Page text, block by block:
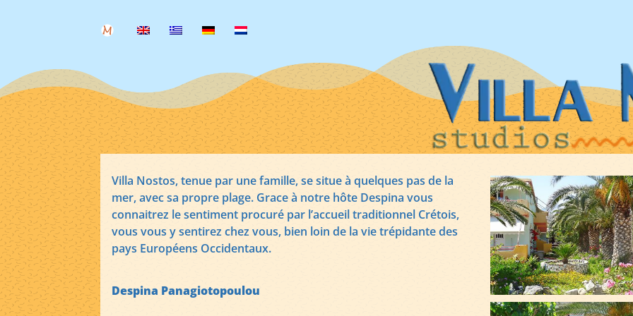
Villa Nostos, tenue par une famille, se situe à quelques pas de la
mer, avec sa propre plage. Grace à notre hôte Despina vous
connaitrez le sentiment procuré par l’accueil traditionnel Crétois,
vous vous y sentirez chez vous, bien loin de la vie trépidante des
pays Européens Occidentaux.
Despina Panagiotopoulou